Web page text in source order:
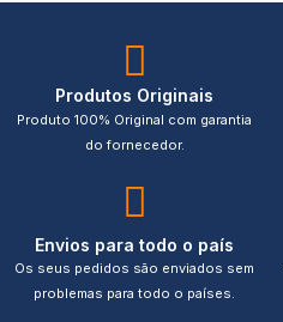
Produtos Originais
Produto 100% Original com garantia
do fornecedor.
Envios para todo o país
Os seus pedidos são enviados sem
problemas para todo o países.